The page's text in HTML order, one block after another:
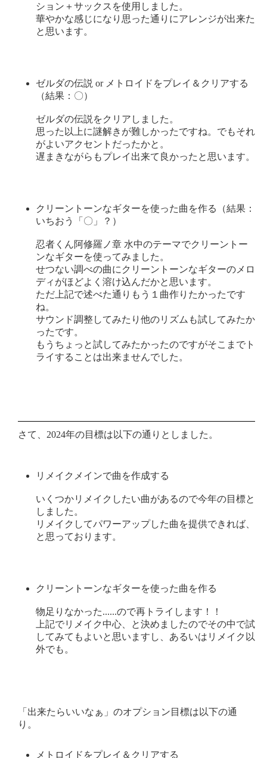
ション＋サックスを使用しました。
華やかな感じになり思った通りにアレンジが出来た
と思います。
ゼルダの伝説 or メトロイドをプレイ＆クリアする
（結果：〇）
ゼルダの伝説をクリアしました。
思った以上に謎解きが難しかったですね。でもそれ
がよいアクセントだったかと。
遅まきながらもプレイ出来て良かったと思います。
クリーントーンなギターを使った曲を作る（結果：
いちおう「〇」？）
忍者くん阿修羅ノ章 水中のテーマでクリーントー
ンなギターを使ってみました。
せつない調べの曲にクリーントーンなギターのメロ
ディがほどよく溶け込んだかと思います。
ただ上記で述べた通りもう１曲作りたかったです
ね。
サウンド調整してみたり他のリズムも試してみたか
ったです。
もうちょっと試してみたかったのですがそこまでト
ライすることは出来ませんでした。
さて、2024年の目標は以下の通りとしました。
リメイクメインで曲を作成する
いくつかリメイクしたい曲があるので今年の目標と
しました。
リメイクしてパワーアップした曲を提供できれば、
と思っております。
クリーントーンなギターを使った曲を作る
物足りなかった......ので再トライします！！
上記でリメイク中心、と決めましたのでその中で試
してみてもよいと思いますし、あるいはリメイク以
外でも。
「出来たらいいなぁ」のオプション目標は以下の通
り。
メトロイドをプレイ＆クリアする